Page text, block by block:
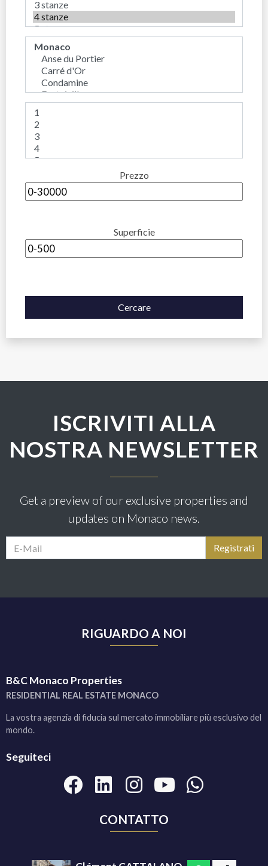
Prezzo
Superficie
Cercare
ISCRIVITI ALLA
NOSTRA NEWSLETTER
Get a preview of our exclusive properties and
updates on Monaco news.
RIGUARDO A NOI
B&C Monaco Properties
RESIDENTIAL REAL ESTATE MONACO
La vostra agenzia di fiducia sul mercato immobiliare più esclusivo del
mondo.
Seguiteci
CONTATTO